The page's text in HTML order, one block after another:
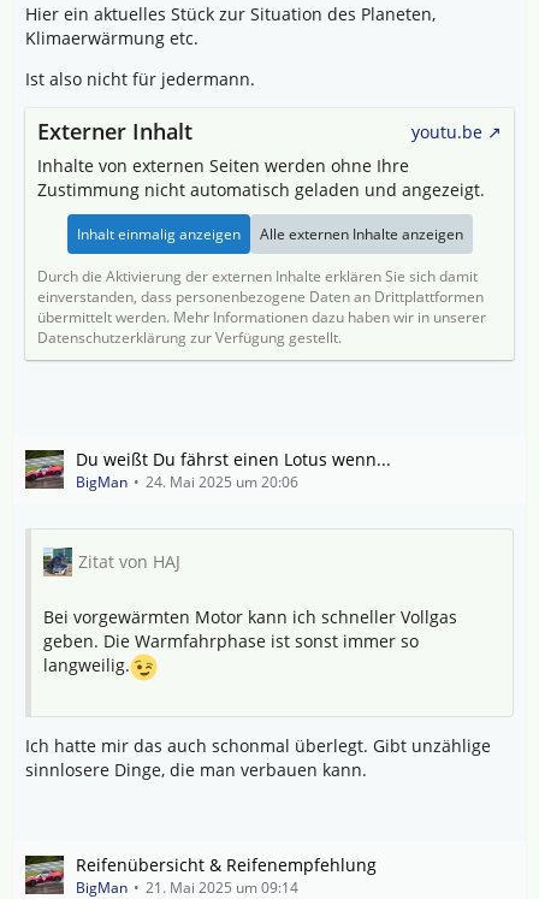
Hier ein aktuelles Stück zur Situation des Planeten,
Klimaerwärmung etc.
Ist also nicht für jedermann.
Externer Inhalt
youtu.be
Inhalte von externen Seiten werden ohne Ihre
Zustimmung nicht automatisch geladen und angezeigt.
Inhalt einmalig anzeigen Alle externen Inhalte anzeigen
Durch die Aktivierung der externen Inhalte erklären Sie sich damit
einverstanden, dass personenbezogene Daten an Drittplattformen
übermittelt werden. Mehr Informationen dazu haben wir in unserer
Datenschutzerklärung zur Verfügung gestellt.
Du weißt Du fährst einen Lotus wenn...
BigMan 24. Mai 2025 um 20:06
Zitat von HAJ
Bei vorgewärmten Motor kann ich schneller Vollgas
geben. Die Warmfahrphase ist sonst immer so
langweilig.
Ich hatte mir das auch schonmal überlegt. Gibt unzählige
sinnlosere Dinge, die man verbauen kann.
Reifenübersicht & Reifenempfehlung
BigMan 21. Mai 2025 um 09:14